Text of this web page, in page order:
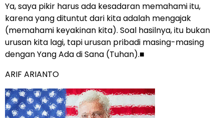
Ya, saya pikir harus ada kesadaran memahami itu,
karena yang dituntut dari kita adalah mengajak
(memahami keyakinan kita). Soal hasilnya, itu bukan
urusan kita lagi, tapi urusan pribadi masing-masing
dengan Yang Ada di Sana (Tuhan).■
ARIF ARIANTO